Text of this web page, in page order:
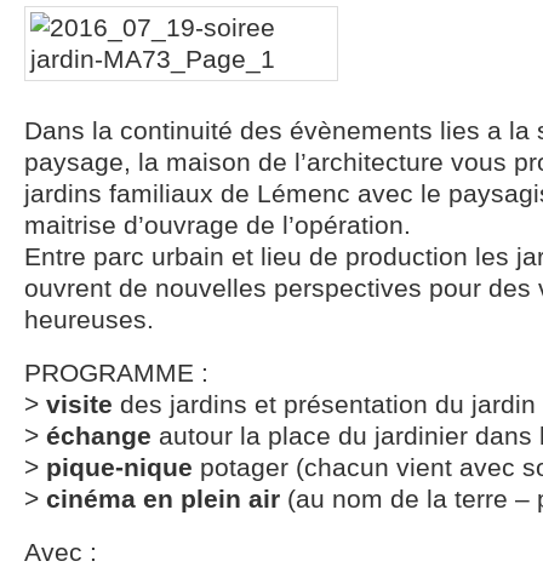
Dans la continuité des évènements lies a la
paysage, la maison de l’architecture vous
jardins familiaux de Lémenc avec le
maitrise d’ouvrage de l’opération.
Entre parc urbain et lieu de production les
ouvrent de nouvelles perspectives pour des
heureuses.
PROGRAMME :
> visite des jardins et présentation du jardin
> échange autour la place du jardinier dans
> pique-nique potager (chacun vient avec
> cinéma en plein air (au nom de la terre –
Avec :